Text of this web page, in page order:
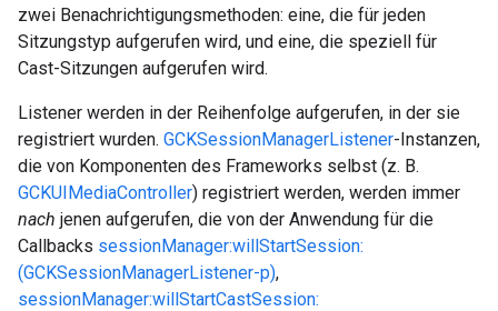
zwei Benachrichtigungsmethoden: eine, die für jeden
Sitzungstyp aufgerufen wird, und eine, die speziell für
Cast-Sitzungen aufgerufen wird.
Listener werden in der Reihenfolge aufgerufen, in der sie
registriert wurden. GCKSessionManagerListener-Instanzen,
die von Komponenten des Frameworks selbst (z. B.
GCKUIMediaController) registriert werden, werden immer
nach jenen aufgerufen, die von der Anwendung für die
Callbacks sessionManager:willStartSession:
(GCKSessionManagerListener-p),
sessionManager:willStartCastSession: